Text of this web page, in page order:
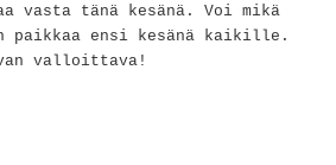
vasta tänä kesänä. Voi mikä
paikkaa ensi kesänä kaikille.
valloittava!